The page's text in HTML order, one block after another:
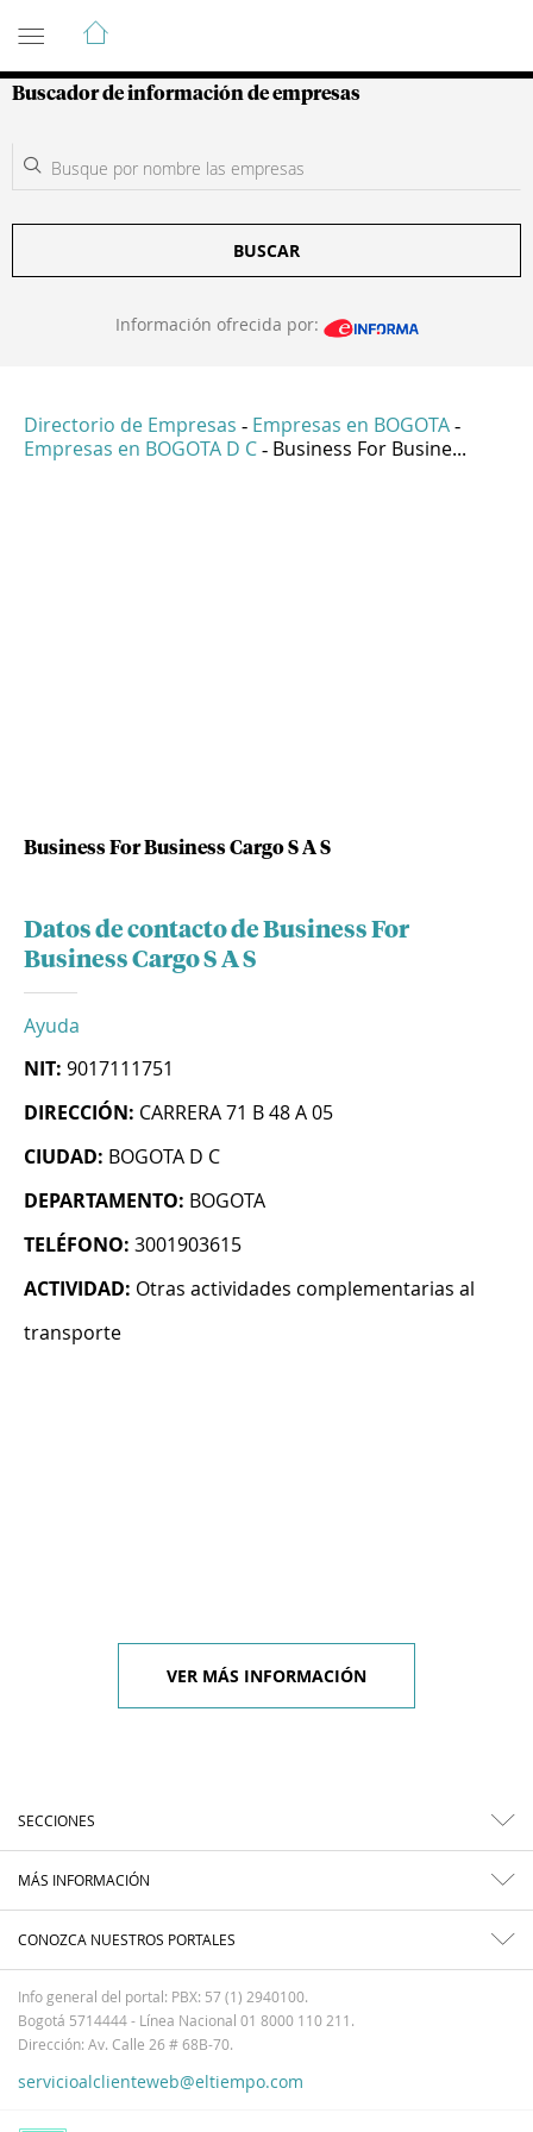
Guía de Empresas Colombianas
Buscador de información de empresas
BUSCAR
Información ofrecida por:
Directorio de Empresas - Empresas en BOGOTA -
Empresas en BOGOTA D C - Business For Busine...
Business For Business Cargo S A S
Datos de contacto de Business For
Business Cargo S A S
Ayuda
NIT: 9017111751
DIRECCIÓN: CARRERA 71 B 48 A 05
CIUDAD: BOGOTA D C
DEPARTAMENTO: BOGOTA
TELÉFONO: 3001903615
ACTIVIDAD: Otras actividades complementarias al
transporte
VER MÁS INFORMACIÓN
SECCIONES
MÁS INFORMACIÓN
CONOZCA NUESTROS PORTALES
Info general del portal: PBX: 57 (1) 2940100.
Bogotá 5714444 - Línea Nacional 01 8000 110 211.
Dirección: Av. Calle 26 # 68B-70.
servicioalclienteweb@eltiempo.com